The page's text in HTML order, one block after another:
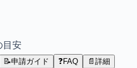
目安
📝申請ガイド ❓FAQ 📄 詳細